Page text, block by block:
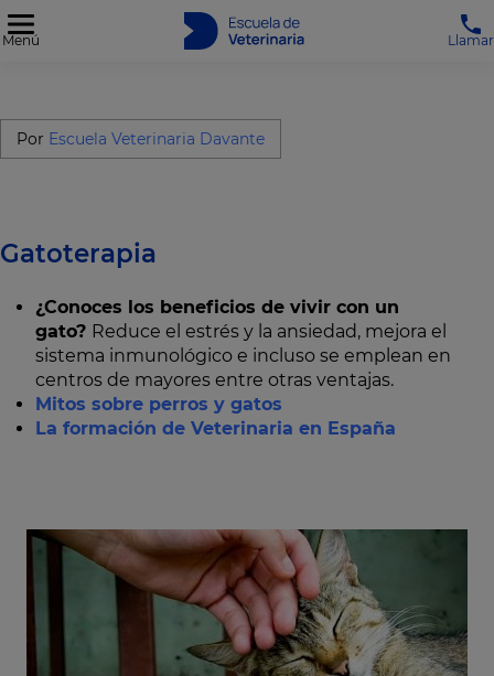
Menú Llamar
Por Escuela Veterinaria Davante
Gatoterapia
¿Conoces los beneficios de vivir con un
gato? Reduce el estrés y la ansiedad, mejora el
sistema inmunológico e incluso se emplean en
centros de mayores entre otras ventajas.
Mitos sobre perros y gatos
La formación de Veterinaria en España